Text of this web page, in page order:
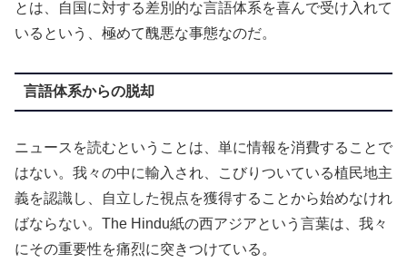
とは、自国に対する差別的な言語体系を喜んで受け入れて
いるという、極めて醜悪な事態なのだ。
言語体系からの脱却
ニュースを読むということは、単に情報を消費することで
はない。我々の中に輸入され、こびりついている植民地主
義を認識し、自立した視点を獲得することから始めなけれ
ばならない。The Hindu紙の西アジアという言葉は、我々
にその重要性を痛烈に突きつけている。